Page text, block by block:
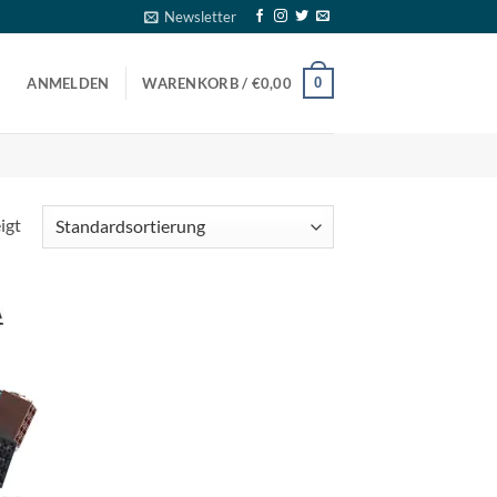
Newsletter
ANMELDEN WARENKORB / €0,00 0